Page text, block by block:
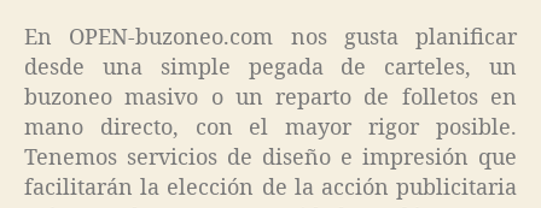
En OPEN-buzoneo.com nos gusta planificar
desde una simple pegada de carteles, un
buzoneo masivo o un reparto de folletos en
mano directo, con el mayor rigor posible.
Tenemos servicios de diseño e impresión que
facilitarán la elección de la acción publicitaria